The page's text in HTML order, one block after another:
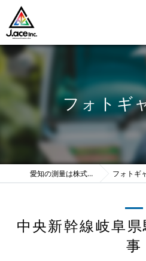
フォトギ
愛知の測量は株式会社J.ace フォトギャラリ
中央新幹線岐阜
事